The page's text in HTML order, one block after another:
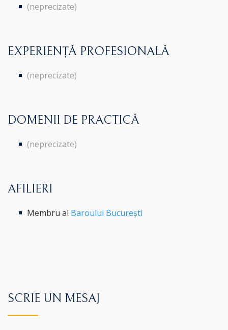
(neprecizate)
EXPERIENȚĂ PROFESIONALĂ
(neprecizate)
DOMENII DE PRACTICĂ
(neprecizate)
AFILIERI
Membru al Baroului București
SCRIE UN MESAJ